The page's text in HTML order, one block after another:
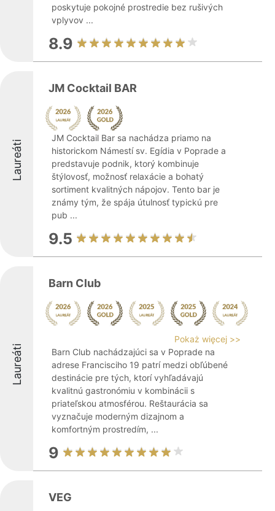
poskytuje pokojné prostredie bez rušivých
vplyvov ...
8.9
Laureáti
JM Cocktail BAR
JM Cocktail Bar sa nachádza priamo na
historickom Námestí sv. Egídia v Poprade a
predstavuje podnik, ktorý kombinuje
štýlovosť, možnosť relaxácie a bohatý
sortiment kvalitných nápojov. Tento bar je
známy tým, že spája útulnosť typickú pre
pub ...
9.5
Laureáti
Barn Club
Pokaż więcej >>
Barn Club nachádzajúci sa v Poprade na
adrese Francisciho 19 patrí medzi obľúbené
destinácie pre tých, ktorí vyhľadávajú
kvalitnú gastronómiu v kombinácii s
priateľskou atmosférou. Reštaurácia sa
vyznačuje moderným dizajnom a
komfortným prostredím, ...
9
VEG